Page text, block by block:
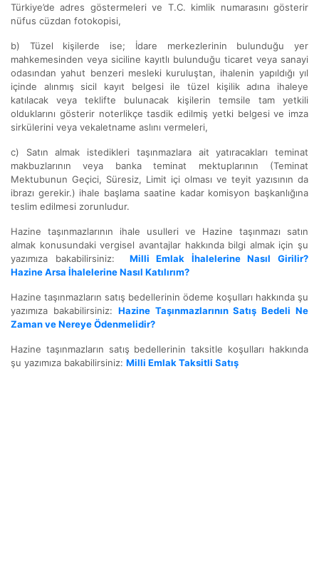
Türkiye’de adres göstermeleri ve T.C. kimlik numarasını gösterir
nüfus cüzdan fotokopisi,
b) Tüzel kişilerde ise; İdare merkezlerinin bulunduğu yer
mahkemesinden veya siciline kayıtlı bulunduğu ticaret veya sanayi
odasından yahut benzeri mesleki kuruluştan, ihalenin yapıldığı yıl
içinde alınmış sicil kayıt belgesi ile tüzel kişilik adına ihaleye
katılacak veya teklifte bulunacak kişilerin temsile tam yetkili
olduklarını gösterir noterlikçe tasdik edilmiş yetki belgesi ve imza
sirkülerini veya vekaletname aslını vermeleri,
c) Satın almak istedikleri taşınmazlara ait yatıracakları teminat
makbuzlarının veya banka teminat mektuplarının (Teminat
Mektubunun Geçici, Süresiz, Limit içi olması ve teyit yazısının da
ibrazı gerekir.) ihale başlama saatine kadar komisyon başkanlığına
teslim edilmesi zorunludur.
Hazine taşınmazlarının ihale usulleri ve Hazine taşınmazı satın
almak konusundaki vergisel avantajlar hakkında bilgi almak için şu
yazımıza bakabilirsiniz: Milli Emlak İhalelerine Nasıl Girilir?
Hazine Arsa İhalelerine Nasıl Katılırım?
Hazine taşınmazların satış bedellerinin ödeme koşulları hakkında şu
yazımıza bakabilirsiniz: Hazine Taşınmazlarının Satış Bedeli Ne
Zaman ve Nereye Ödenmelidir?
Hazine taşınmazların satış bedellerinin taksitle koşulları hakkında
şu yazımıza bakabilirsiniz: Milli Emlak Taksitli Satış